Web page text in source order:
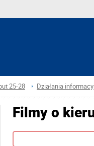
25-28 Działania
Filmy o